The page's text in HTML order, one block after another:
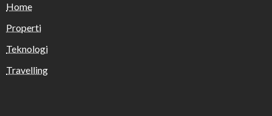
Home
Properti
Teknologi
Travelling